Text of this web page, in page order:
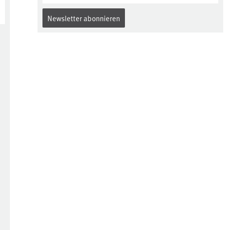
Newsletter abonnieren